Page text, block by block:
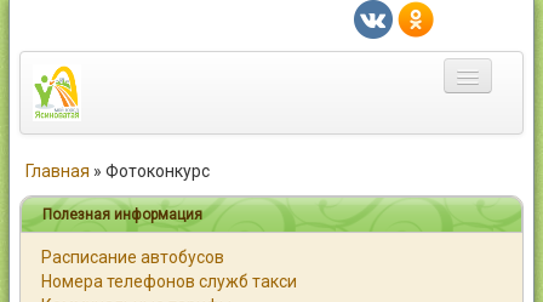
Город
Статьи
Главная » Фотоконкурс
Полезная информация
Расписание автобусов
Номера телефонов служб такси